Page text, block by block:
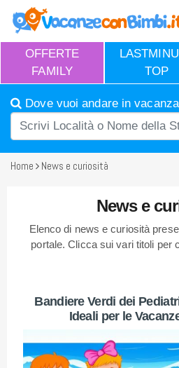
OFFERTE
FAMILY
TOP
Dove vuoi andare in
Home News e curiosità
News e
Elenco di news e curiosità
portale. Clicca sui vari titoli per
Bandiere Verdi dei
Ideali per le